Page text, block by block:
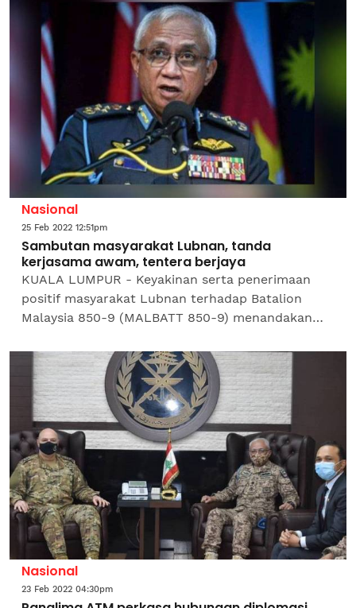
Nasional
25 Feb 2022 12:51pm
Sambutan masyarakat Lubnan, tanda
kerjasama awam, tentera berjaya
KUALA LUMPUR - Keyakinan serta penerimaan
positif masyarakat Lubnan terhadap Batalion
Malaysia 850-9 (MALBATT 850-9) menandakan
yang dilaksanakan di negara...
Nasional
23 Feb 2022 04:30pm